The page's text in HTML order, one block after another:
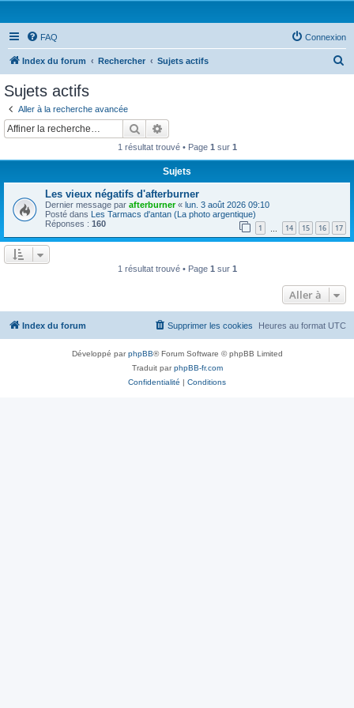
FAQ Connexion
Index du forum Rechercher Sujets actifs
Sujets actifs
Aller à la recherche avancée
Rechercher
1 résultat trouvé • Page 1 sur 1
Sujets
Les vieux négatifs d'afterburner
Dernier message par afterburner« lun. 3 août 2026 09:10
Posté dans Les Tarmacs d'antan (La photo argentique)
Réponses : 160 1 14 15 16 17
1 résultat trouvé • Page 1 sur 1
Aller à
Index du forum Heures au format UTC
Supprimer les cookies
Développé parphpBB® Forum Software © phpBB Limited
Traduit parphpBB-fr.com
Confidentialité | Conditions